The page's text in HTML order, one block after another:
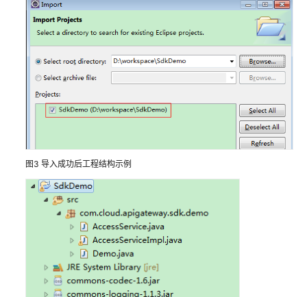
使
用
前
必
读
API
如
何
调
用
请
图3 导入成功后工程结构示例